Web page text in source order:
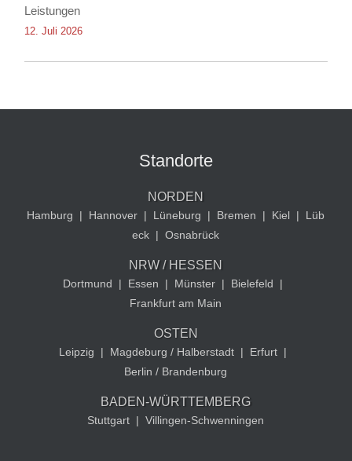
Leistungen
12. Juli 2026
Standorte
NORDEN
Hamburg | Hannover | Lüneburg | Bremen | Kiel |
Lüb
eck | Osnabrück
NRW / HESSEN
Dortmund | Essen | Münster | Bielefeld
|
Frankfurt am Main
OSTEN
Leipzig | Magdeburg / Halberstadt | Erfurt |
Berlin / Brandenburg
BADEN-WÜRTTEMBERG
Stuttgart | Villingen-Schwenningen